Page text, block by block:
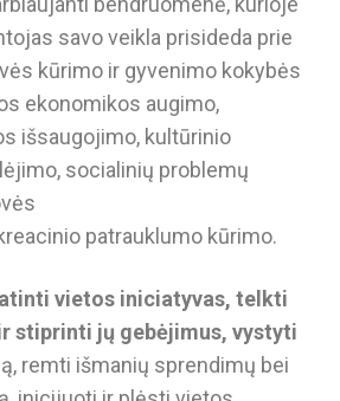
savo veikla prisideda prie
kūrimo ir gyvenimo kokybės
ekonomikos augimo,
išsaugojimo, kultūrinio
socialinių problemų
patrauklumo kūrimo.
vietos iniciatyvas, telkti
stiprinti jų gebėjimus, vystyti
remti išmanių sprendimų bei